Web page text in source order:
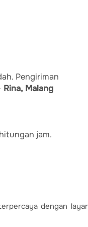
Pengiriman
Rina, Malang
jam.
dengan